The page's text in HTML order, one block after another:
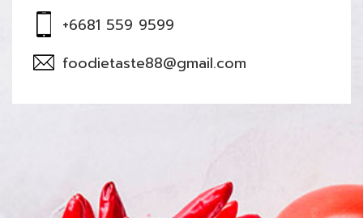
+6681 559 9599
foodietaste88@gmail.com